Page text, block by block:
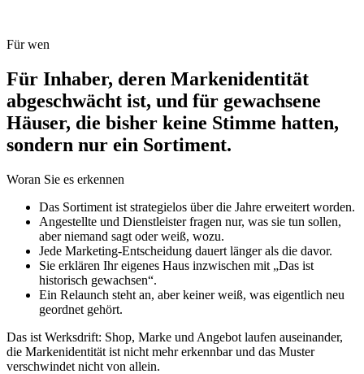
Für wen
Für Inhaber, deren Markenidentität
abgeschwächt ist, und für gewachsene
Häuser, die bisher keine Stimme hatten,
sondern nur ein Sortiment.
Woran Sie es erkennen
Das Sortiment ist strategielos über die Jahre erweitert worden.
Angestellte und Dienstleister fragen nur, was sie tun sollen,
aber niemand sagt oder weiß, wozu.
Jede Marketing-Entscheidung dauert länger als die davor.
Sie erklären Ihr eigenes Haus inzwischen mit „Das ist
historisch gewachsen“.
Ein Relaunch steht an, aber keiner weiß, was eigentlich neu
geordnet gehört.
Das ist Werksdrift: Shop, Marke und Angebot laufen auseinander,
die Markenidentität ist nicht mehr erkennbar und das Muster
verschwindet nicht von allein.